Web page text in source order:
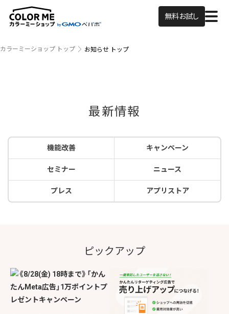
無料お試し
カラーミーショップ トップ お知らせ トップ
最新情報
機能改善 キャンペーン
セミナー ニュース
プレス アプリストア
ピックアップ